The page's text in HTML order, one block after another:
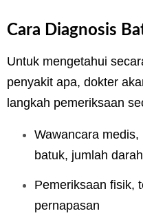
Cara Diagnosis
Untuk mengetahui
penyakit apa, dokter
langkah pemeriksaan
Wawancara
batuk, jumlah
Pemeriksaan fisik,
pernapasan